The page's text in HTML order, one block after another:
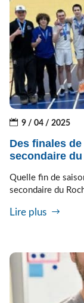
9 / 04 / 2025
Des finales
secondaire
Quelle fin de
secondaire du
Lire plus